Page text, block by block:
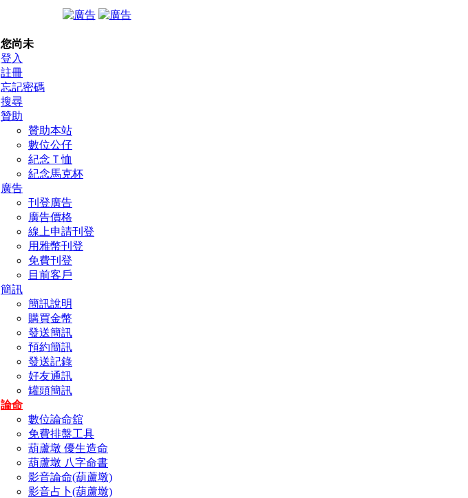
您尚未
登入
註冊
忘記密碼
搜尋
贊助
贊助本站
數位公仔
紀念Ｔ恤
紀念馬克杯
廣告
刊登廣告
廣告價格
線上申請刊登
用雅幣刊登
免費刊登
目前客戶
簡訊
簡訊說明
購買金幣
發送簡訊
預約簡訊
發送記錄
好友通訊
罐頭簡訊
論命
數位論命舘
免費排盤工具
葫蘆墩 優生造命
葫蘆墩 八字命書
影音論命(葫蘆墩)
影音占卜(葫蘆墩)